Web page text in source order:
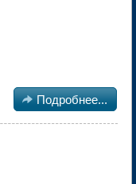
 Подробнее...